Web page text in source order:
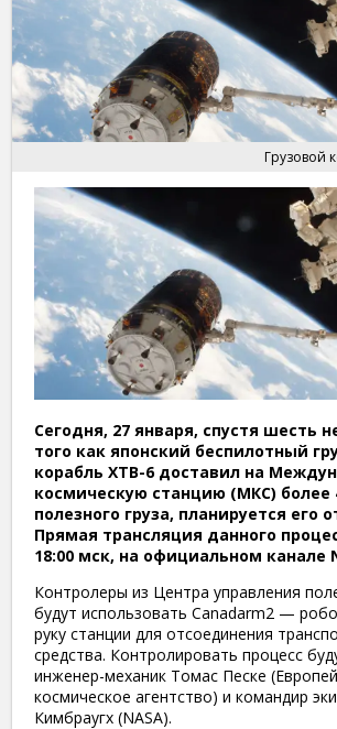
Грузовой
Сегодня, 27 января, спустя шесть
того как японский беспилотный
корабль ХТВ-6 доставил на
космическую станцию (МКС) более
полезного груза, планируется его
Прямая трансляция данного
18:00 мск, на официальном канале
Контролеры из Центра управления
будут использовать Canadarm2 —
руку станции для отсоединения
средства. Контролировать процесс
инженер-механик Томас Песке
космическое агентство) и командир
Кимбраугх (NASA).